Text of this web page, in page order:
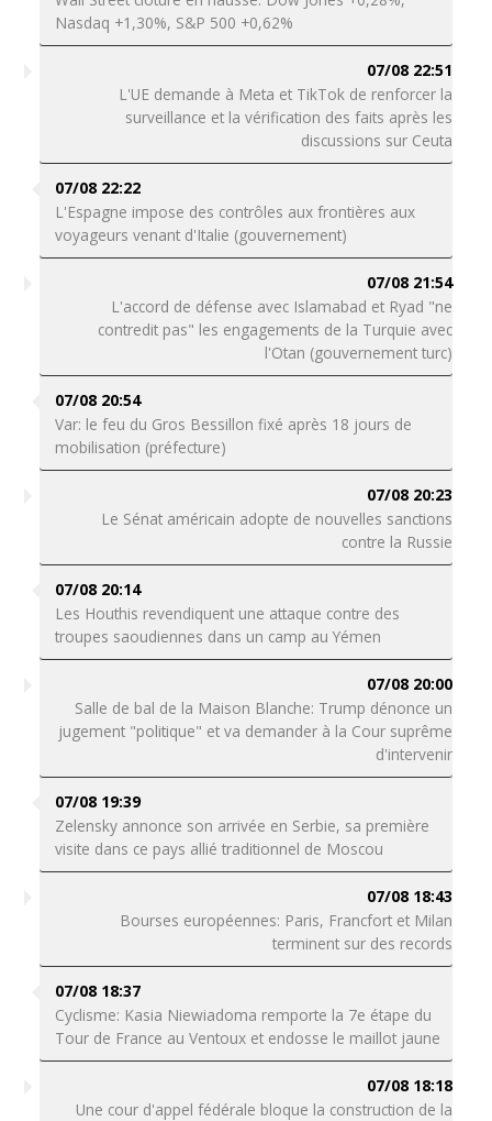
Nasdaq +1,30%, S&P 500 +0,62%
07/08 22:51
L'UE demande à Meta et TikTok de renforcer la
surveillance et la vérification des faits après les
discussions sur Ceuta
07/08 22:22
L'Espagne impose des contrôles aux frontières aux
voyageurs venant d'Italie (gouvernement)
07/08 21:54
L'accord de défense avec Islamabad et Ryad "ne
contredit pas" les engagements de la Turquie avec
l'Otan (gouvernement turc)
07/08 20:54
Var: le feu du Gros Bessillon fixé après 18 jours de
mobilisation (préfecture)
07/08 20:23
Le Sénat américain adopte de nouvelles sanctions
contre la Russie
07/08 20:14
Les Houthis revendiquent une attaque contre des
troupes saoudiennes dans un camp au Yémen
07/08 20:00
Salle de bal de la Maison Blanche: Trump dénonce un
jugement "politique" et va demander à la Cour suprême
d'intervenir
07/08 19:39
Zelensky annonce son arrivée en Serbie, sa première
visite dans ce pays allié traditionnel de Moscou
07/08 18:43
Bourses européennes: Paris, Francfort et Milan
terminent sur des records
07/08 18:37
Cyclisme: Kasia Niewiadoma remporte la 7e étape du
Tour de France au Ventoux et endosse le maillot jaune
07/08 18:18
Une cour d'appel fédérale bloque la construction de la